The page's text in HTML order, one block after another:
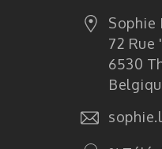
Sophie
72
6530